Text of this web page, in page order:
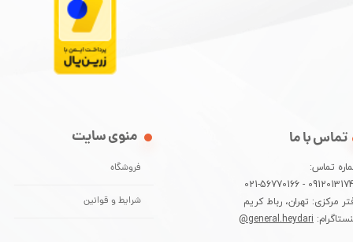
منوی سایت
فروشگاه
شرایط و قوانین
تماس با ما
تماس:
09120131744 - 021-
مرکزی: تهران، رباط کریم
general.heydari@